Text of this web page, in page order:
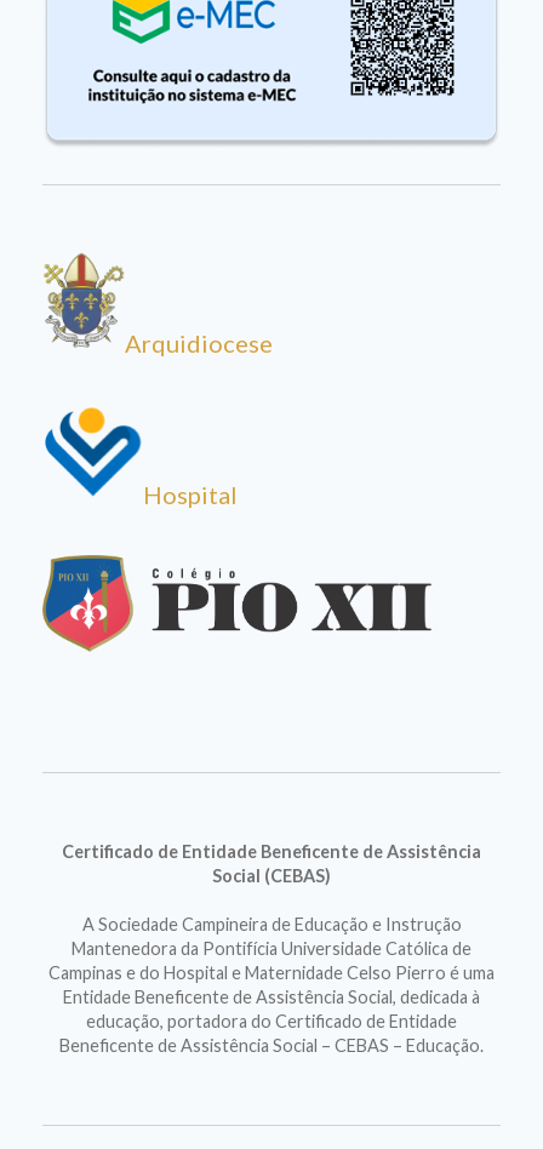
Arquidiocese
Hospital
Certificado de Entidade Beneficente de Assistência
Social (CEBAS)
A Sociedade Campineira de Educação e Instrução
Mantenedora da Pontifícia Universidade Católica de
Campinas e do Hospital e Maternidade Celso Pierro é uma
Entidade Beneficente de Assistência Social, dedicada à
educação, portadora do Certificado de Entidade
Beneficente de Assistência Social – CEBAS – Educação.